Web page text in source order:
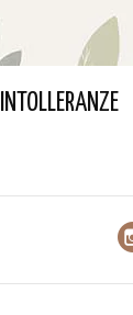
INTOLLERANZE